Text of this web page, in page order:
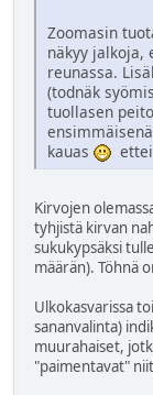
Zoomasin
näkyy jalkoja,
reunassa.
(todnäk
tuollasen
kauas
Kirvojen
tyhjistä kirvan
sukukypsäksi
määrän). Töhnä
Ulkokasvarissa
sananvalinta)
muurahaiset,
"paimentavat"